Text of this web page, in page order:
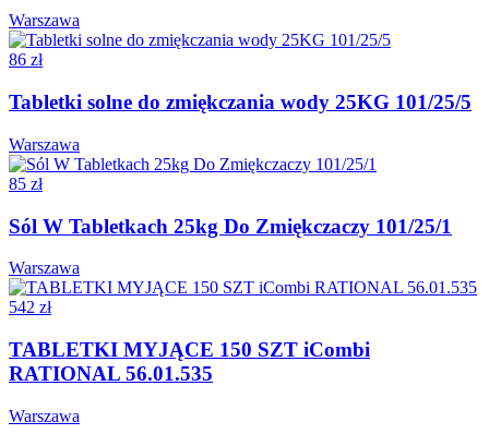
Warszawa
86 zł
Tabletki solne do zmiękczania wody 25KG 101/25/5
Warszawa
85 zł
Sól W Tabletkach 25kg Do Zmiękczaczy 101/25/1
Warszawa
542 zł
TABLETKI MYJĄCE 150 SZT iCombi
RATIONAL 56.01.535
Warszawa